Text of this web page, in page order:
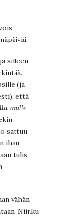
silleen.
(ja
että
mulle
sattuu
ihan
tulis
vähän
Niinku